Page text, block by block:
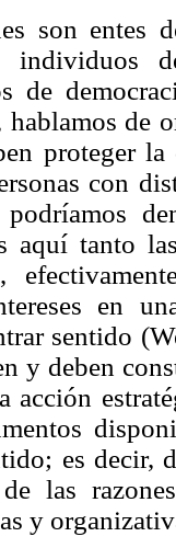
son entes
individuos
de
hablamos de
proteger
con
aquí tanto
en
sentido
y deben
acción
es decir,
de las
y